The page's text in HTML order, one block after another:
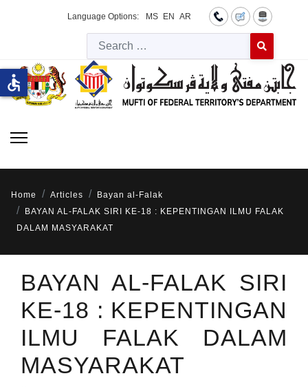
Language Options: MS EN AR
Type 2 or
Home Articles
Bayan al-Falak
BAYAN AL-FALAK SIRI KE-18 : KEPENTINGAN ILMU FALAK
DALAM MASYARAKAT
BAYAN AL-FALAK SIRI
KE-18 : KEPENTINGAN
ILMU FALAK DALAM
MASYARAKAT
accessible